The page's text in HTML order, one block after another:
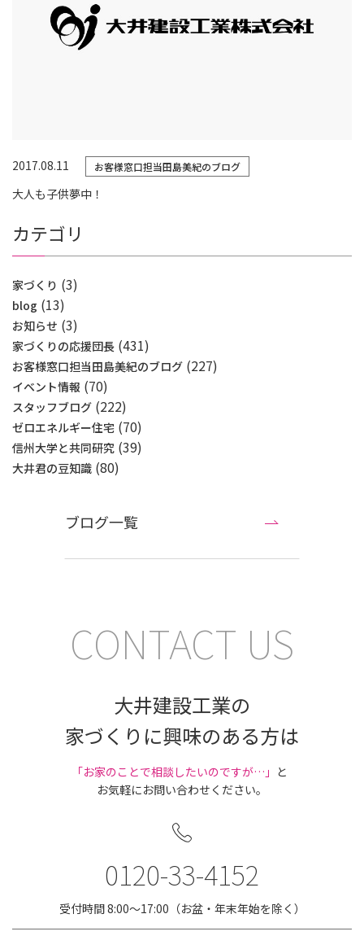
2017.08.11 お客様窓口担当田島美紀のブログ
大人も子供夢中！
カテゴリ
家づくり (3)
blog (13)
お知らせ (3)
家づくりの応援団長 (431)
お客様窓口担当田島美紀のブログ (227)
イベント情報 (70)
スタッフブログ (222)
ゼロエネルギー住宅 (70)
信州大学と共同研究 (39)
大井君の豆知識 (80)
ブログ一覧
CONTACT US
大井建設工業の
家づくりに興味のある方は
｢お家のことで相談したいのですが…」 と
お気軽にお問い合わせください。
0120-33-4152
受付時間 8:00〜17:00（お盆・年末年始を除く）